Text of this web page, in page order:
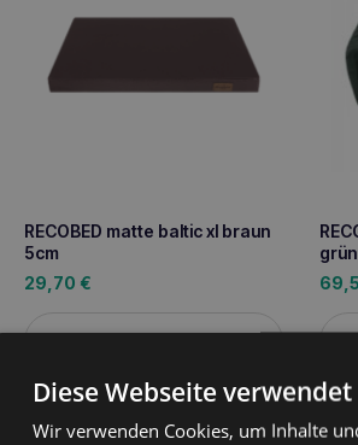
RECOBED matte baltic xl braun
5cm
29,70 €
grün
Diese Webseite verwendet
Wir verwenden Cookies, um Inhalte